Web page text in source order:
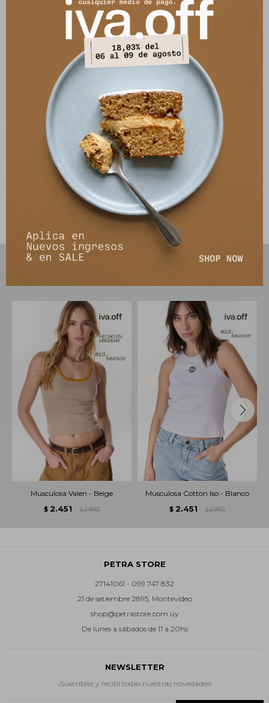
UBICAR EN TIENDA
COMPRAR
CANJEÁ TUS MILLAS ITAÚ
Ver opciones de pago y planes de cuotas
Cambios y Devoluciones
Musculosa Valen - Beige
$ 2.451 $ 2.990
Musculosa Cotton Iso - Blanco
$ 2.451 $ 2.990
PETRA STORE
27141061 - 099 747 832
21 de setiembre 2895, Montevideo
shop@petrastore.com.uy
De lunes a sábados de 11 a 20hs
NEWSLETTER
¡Suscribite y recibí todas nuestras novedades!